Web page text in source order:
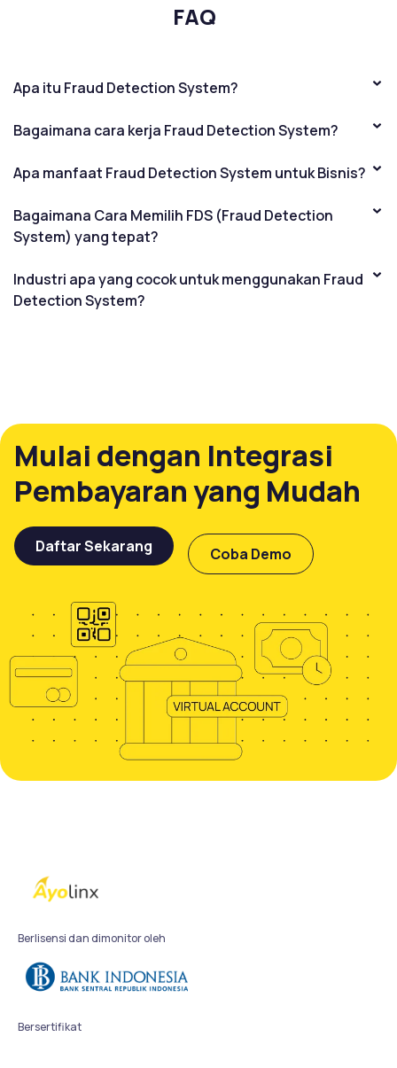
FAQ
Apa itu Fraud Detection System?
Bagaimana cara kerja Fraud Detection System?
Apa manfaat Fraud Detection System untuk Bisnis?
Bagaimana Cara Memilih FDS (Fraud Detection
System) yang tepat?
Industri apa yang cocok untuk menggunakan Fraud
Detection System?
Mulai dengan Integrasi
Pembayaran yang Mudah
Daftar Sekarang Coba Demo
Berlisensi dan dimonitor oleh
Bersertifikat